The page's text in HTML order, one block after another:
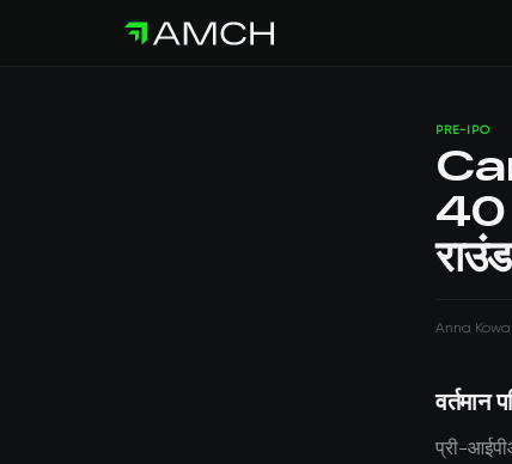
PRE-IPO
40
Anna
वर्तमान
प्री-